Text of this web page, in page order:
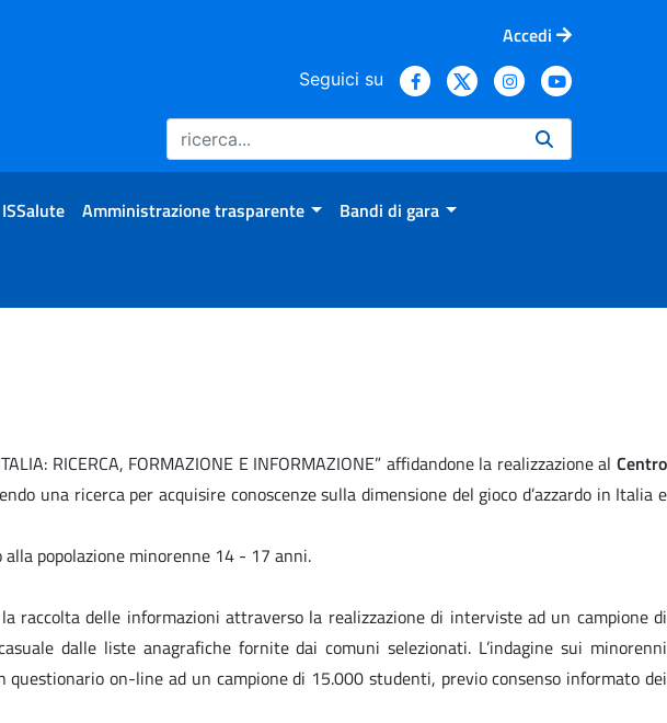
Accedi
Seguici su
ISSalute Amministrazione trasparente Bandi di gara
RICERCA, FORMAZIONE E INFORMAZIONE” affidandone la realizzazione al Centro
una ricerca per acquisire conoscenze sulla dimensione del gioco d’azzardo in Italia e
popolazione minorenne 14 - 17 anni.
raccolta delle informazioni attraverso la realizzazione di interviste ad un campione di
dalle liste anagrafiche fornite dai comuni selezionati. L’indagine sui minorenni
on-line ad un campione di 15.000 studenti, previo consenso informato dei